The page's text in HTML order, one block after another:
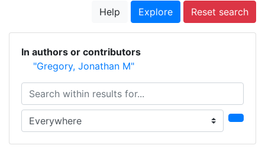
Help Explore Reset search
In authors or contributors
"Gregory, Jonathan M"
Search within results for...
Search in...